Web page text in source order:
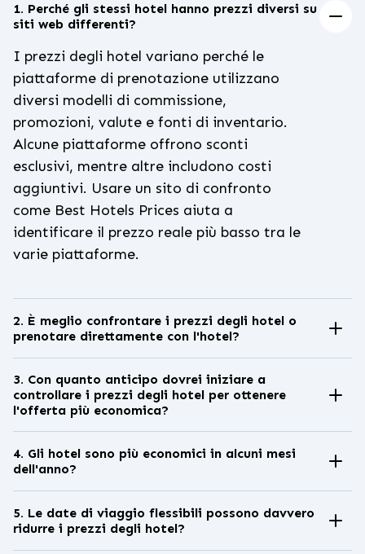
1. Perché gli stessi hotel hanno prezzi diversi su
siti web differenti?
I prezzi degli hotel variano perché le
piattaforme di prenotazione utilizzano
diversi modelli di commissione,
promozioni, valute e fonti di inventario.
Alcune piattaforme offrono sconti
esclusivi, mentre altre includono costi
aggiuntivi. Usare un sito di confronto
come Best Hotels Prices aiuta a
identificare il prezzo reale più basso tra le
varie piattaforme.
2. È meglio confrontare i prezzi degli hotel o
prenotare direttamente con l'hotel?
Confrontare i prezzi prima è solitamente
la scelta più intelligente. Gli hotel spesso
mettono in vendita le camere su più
piattaforme a tariffe diverse. I siti di
prezzi disponibili in una sola volta,
aiutandoti a decidere se prenotare
direttamente o tramite un sito di terze
parti offra un valore migliore.
3. Con quanto anticipo dovrei iniziare a
controllare i prezzi degli hotel per ottenere
l'offerta più economica?
È meglio iniziare a monitorare i prezzi 3–8
settimane prima del viaggio. Questo ti
permette di seguire l'andamento dei
prezzi, individuare i cali e prenotare al
momento giusto invece di pagare le
tariffe di punta.
4. Gli hotel sono più economici in alcuni mesi
dell'anno?
Sì. I prezzi degli hotel sono tipicamente
più bassi durante la bassa stagione e le
stagioni intermedie, quando la domanda
5. Le date di viaggio flessibili possono davvero
ridurre i prezzi degli hotel?
Assolutamente. Spostare il soggiorno